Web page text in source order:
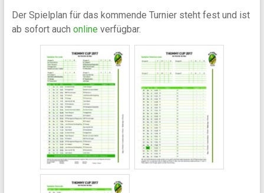
Der Spielplan für das kommende Turnier steht fest und ist
ab sofort auch online verfügbar.